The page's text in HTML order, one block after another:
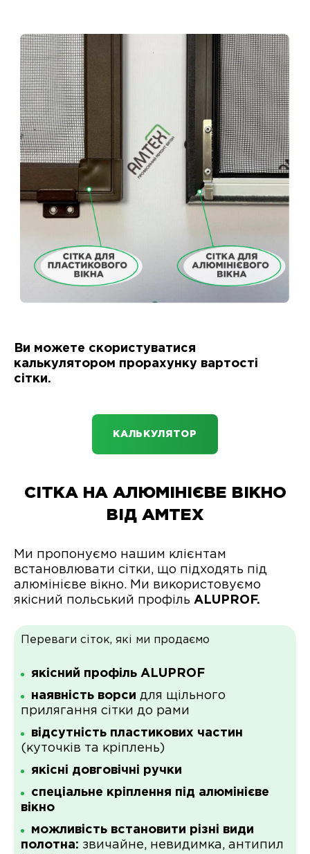
Ви можете скористуватися
калькулятором прорахунку вартості
сітки.
КАЛЬКУЛЯТОР
СІТКА НА АЛЮМІНІЄВЕ ВІКНО
ВІД АМТЕХ
Ми пропонуємо нашим клієнтам
встановлювати сітки, що підходять під
алюмінієве вікно. Ми використовуємо
якісний польський профіль ALUPROF.
Переваги сіток, які ми продаємо
якісний профіль ALUPROF
наявність ворси для щільного
прилягання сітки до рами
відсутність пластикових частин
(куточків та кріплень)
якісні довговічні ручки
спеціальне кріплення під алюмінієве
вікно
можливість встановити різні види
полотна: звичайне, невидимка, антипил